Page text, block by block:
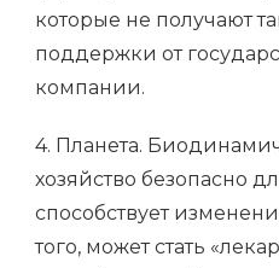
которые не получают
поддержки от
компании.
4. Планета.
хозяйство безопасно
способствует
того, может стать